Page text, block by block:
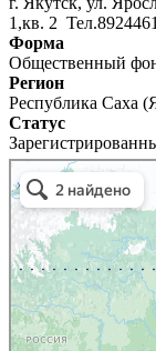
1,кв. 2
Форма
Общественный
Регион
Республика Саха
Статус